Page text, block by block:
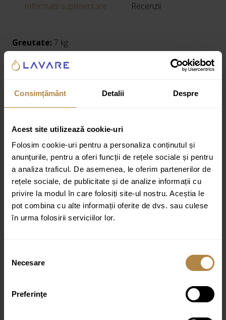
Consimțământ Detalii Despre
Acest site utilizează cookie-uri
Folosim cookie-uri pentru a personaliza conținutul și
anunțurile, pentru a oferi funcții de rețele sociale și pentru
a analiza traficul. De asemenea, le oferim partenerilor de
rețele sociale, de publicitate și de analize informații cu
privire la modul în care folosiți site-ul nostru. Aceștia le
pot combina cu alte informații oferite de dvs. sau culese
în urma folosirii serviciilor lor.
consimțământului
Necesare
Preferinţe
Informații suplimentare Recenzii
Greutate: 7 kg
Dimensiuni:55 × 41 × 14 cm
Gaură de robinet: nu
Recomandăm un dop fără deversor (de exemplu,
SC-B1-BBP), vândut separat.
Forma: oval
Dimensiuni: 55,0 x 41,0 x 14,0 cm
Montaj pe blat
Culoare: